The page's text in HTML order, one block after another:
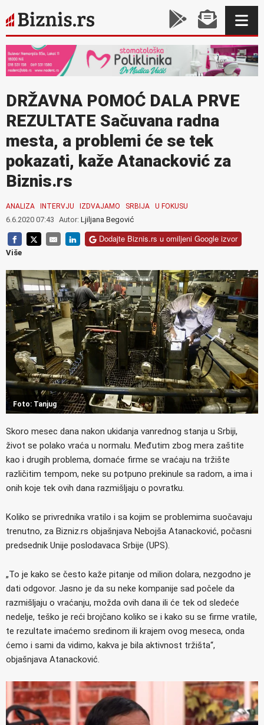
DRŽAVNA POMOĆ DALA PRVE
REZULTATE Sačuvana radna
mesta, a problemi će se tek
pokazati, kaže Atanacković za
Biznis.rs
ANALIZA INTERVJU IZDVAJAMO SRBIJA U FOKUSU
6.6.2020 07:43 Autor: Ljiljana Begović
Dodajte Biznis.rs u omiljeni Google izvor
Više
Foto: Tanjug
Skoro mesec dana nakon ukidanja vanrednog stanja u Srbiji,
život se polako vraća u normalu. Međutim zbog mera zaštite
kao i drugih problema, domaće firme se vraćaju na tržište
različitim tempom, neke su potpuno prekinule sa radom, a ima i
onih koje tek ovih dana razmišljaju o povratku.
Koliko se privrednika vratilo i sa kojim se problemima suočavaju
trenutno, za Bizniz.rs objašnjava Nebojša Atanacković, počasni
predsednik Unije poslodavaca Srbije (UPS).
„To je kako se često kaže pitanje od milion dolara, nezgodno je
dati odgovor. Jasno je da su neke kompanije sad počele da
razmišljaju o vraćanju, možda ovih dana ili će tek od sledeće
nedelje, teško je reći brojčano koliko se i kako su se firme vratile,
te rezultate imaćemo sredinom ili krajem ovog meseca, onda
ćemo i sami da vidimo, kakva je bila aktivnost tržišta“,
objašnjava Atanacković.